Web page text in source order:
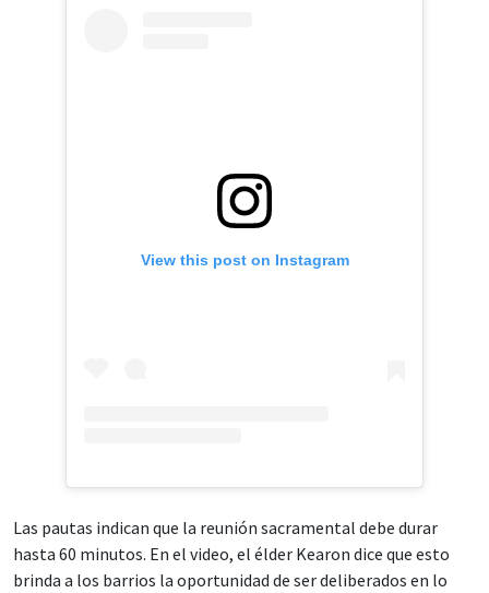
View this post on Instagram
Las pautas indican que la reunión sacramental debe durar
hasta 60 minutos. En el video, el élder Kearon dice que esto
brinda a los barrios la oportunidad de ser deliberados en lo